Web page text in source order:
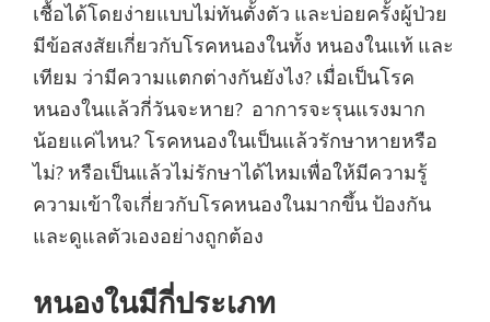
เชื้อได้โดยง่ายแบบไม่ทันตั้งตัว และบ่อยครั้งผู้ป่วย
มีข้อสงสัยเกี่ยวกับโรคหนองในทั้ง หนองในแท้ และ
เทียม ว่ามีความแตกต่างกันยังไง? เมื่อเป็นโรค
หนองในแล้วกี่วันจะหาย? อาการจะรุนแรงมาก
น้อยแค่ไหน? โรคหนองในเป็นแล้วรักษาหายหรือ
ไม่? หรือเป็นแล้วไม่รักษาได้ไหมเพื่อให้มีความรู้
ความเข้าใจเกี่ยวกับโรคหนองในมากขึ้น ป้องกัน
และดูแลตัวเองอย่างถูกต้อง
หนองในมีกี่ประเภท